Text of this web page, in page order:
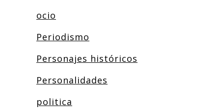
ocio
Periodismo
Personajes históricos
Personalidades
politica